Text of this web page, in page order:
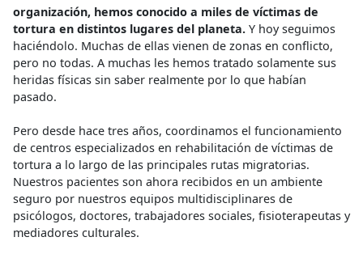
organización, hemos conocido a miles de víctimas de
tortura en distintos lugares del planeta. Y hoy seguimos
haciéndolo. Muchas de ellas vienen de zonas en conflicto,
pero no todas. A muchas les hemos tratado solamente sus
heridas físicas sin saber realmente por lo que habían
pasado.
Pero desde hace tres años, coordinamos el funcionamiento
de centros especializados en rehabilitación de víctimas de
tortura a lo largo de las principales rutas migratorias.
Nuestros pacientes son ahora recibidos en un ambiente
seguro por nuestros equipos multidisciplinares de
psicólogos, doctores, trabajadores sociales, fisioterapeutas y
mediadores culturales.